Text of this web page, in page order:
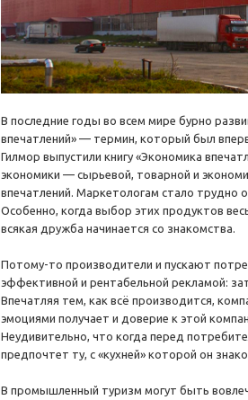
В последние годы во всем мире бурно
впечатлений» — термин, который был
Гилмор выпустили книгу «Экономика
экономики — сырьевой, товарной и
впечатлений. Маркетологам стало трудно
Особенно, когда выбор этих продуктов
всякая дружба начинается со знакомства.
Потому-то производители и пускают
эффективной и рентабельной рекламой:
Впечатляя тем, как всё производится,
эмоциями получает и доверие к этой
Неудивительно, что когда перед
предпочтет ту, с «кухней» которой он
В промышленный туризм могут быть